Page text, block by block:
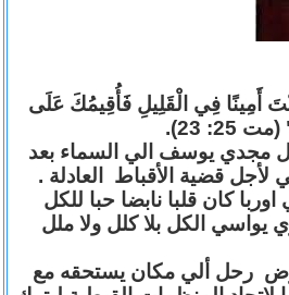
أَمِينًا فِي الْقَلِيلِ فَأُقِيمُكَ عَلَى
23).
مجدي يوسف الي السماء بعد
قضية الأقباط العادلة .
كان قلبا نابضا حبا للكل
يواسي الكل بلا كلل ولا ملل
رحل ألي مكان يستحقه مع